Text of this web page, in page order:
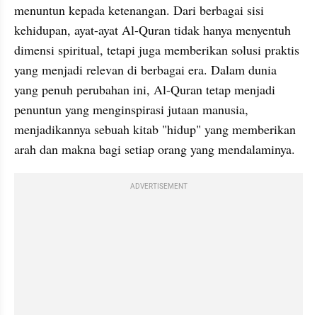
menuntun kepada ketenangan. Dari berbagai sisi
kehidupan, ayat-ayat Al-Quran tidak hanya menyentuh
dimensi spiritual, tetapi juga memberikan solusi praktis
yang menjadi relevan di berbagai era. Dalam dunia
yang penuh perubahan ini, Al-Quran tetap menjadi
penuntun yang menginspirasi jutaan manusia,
menjadikannya sebuah kitab "hidup" yang memberikan
arah dan makna bagi setiap orang yang mendalaminya.
ADVERTISEMENT